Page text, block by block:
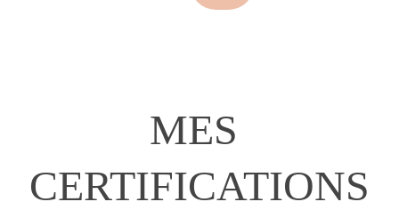
MES
CERTIFICATIONS